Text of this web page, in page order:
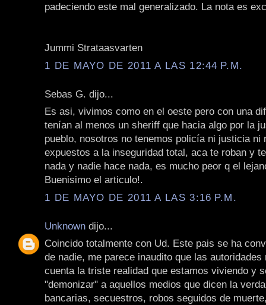
padeciendo este mal generalizado. La nota es
Jummi Strataasvarten
1 DE MAYO DE 2011 A LAS 12:44 P.M.
Sebas G. dijo...
Es asi, vivimos como en el oeste pero con una
tenían al menos un sheriff que hacia algo por la
pueblo, nosotros no tenemos policía ni justicia ni
expuestos a la inseguridad total, aca te roban y
nada y nadie hace nada, es mucho peor q el
Buenisimo el articulo!.
1 DE MAYO DE 2011 A LAS 3:16 P.M.
Unknown dijo...
Coincido totalmente con Ud. Este pais se ha
de nadie, me parece inaudito que las autoridades
cuenta la triste realidad que estamos viviendo y
"demonizar" a aquellos medios que dicen la
bancarias, secuestros, robos seguidos de